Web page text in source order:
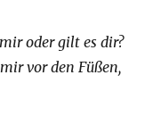
oder gilt es dir?
vor den Füßen,